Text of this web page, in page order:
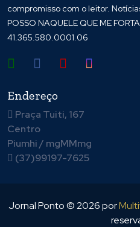
compromisso com o leitor.
POSSO NAQUELE QUE ME
41.365.580.0001.06
Endereço
Praça Tuiti, 167
Centro
Piumhi / mgMMmg
(37)99197-7625
Jornal Ponto ©2026por